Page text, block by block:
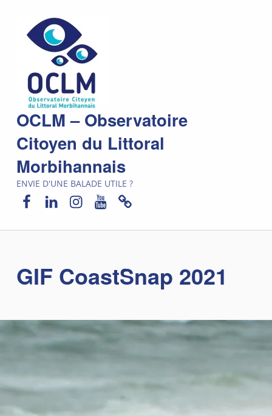
OCLM – Observatoire
Citoyen du Littoral
Morbihannais
ENVIE D'UNE BALADE UTILE ?
Facebook
LinkedInInstagram
YouTubeNewsletter
GIF CoastSnap 2021